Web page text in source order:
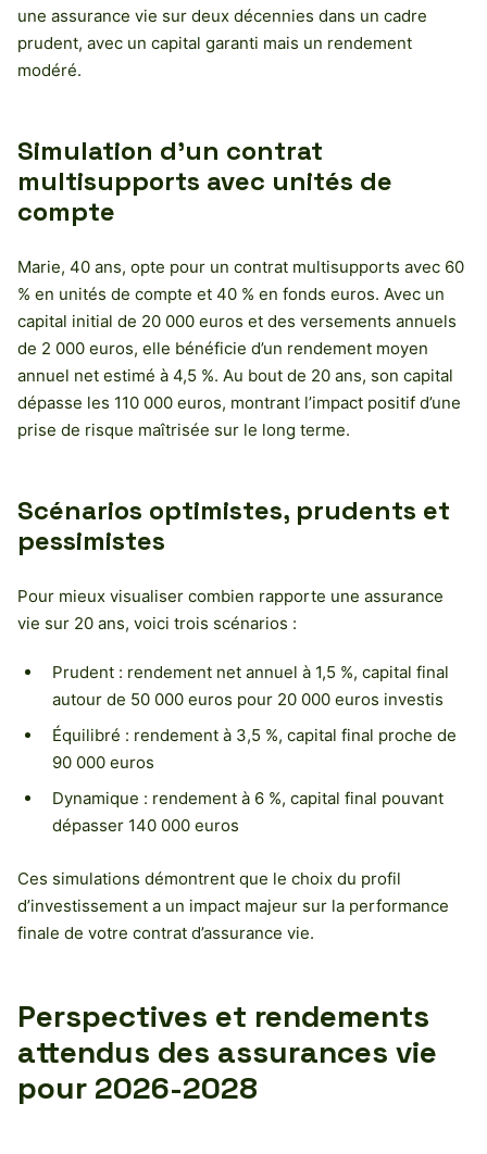
une assurance vie sur deux décennies dans un cadre
prudent, avec un capital garanti mais un rendement
modéré.
Simulation d’un contrat
multisupports avec unités de
compte
Marie, 40 ans, opte pour un contrat multisupports avec 60
% en unités de compte et 40 % en fonds euros. Avec un
capital initial de 20 000 euros et des versements annuels
de 2 000 euros, elle bénéficie d’un rendement moyen
annuel net estimé à 4,5 %. Au bout de 20 ans, son capital
dépasse les 110 000 euros, montrant l’impact positif d’une
prise de risque maîtrisée sur le long terme.
Scénarios optimistes, prudents et
pessimistes
Pour mieux visualiser combien rapporte une assurance
vie sur 20 ans, voici trois scénarios :
Prudent : rendement net annuel à 1,5 %, capital final
autour de 50 000 euros pour 20 000 euros investis
Équilibré : rendement à 3,5 %, capital final proche de
90 000 euros
Dynamique : rendement à 6 %, capital final pouvant
dépasser 140 000 euros
Ces simulations démontrent que le choix du profil
d’investissement a un impact majeur sur la performance
finale de votre contrat d’assurance vie.
Perspectives et rendements
attendus des assurances vie
pour 2026-2028